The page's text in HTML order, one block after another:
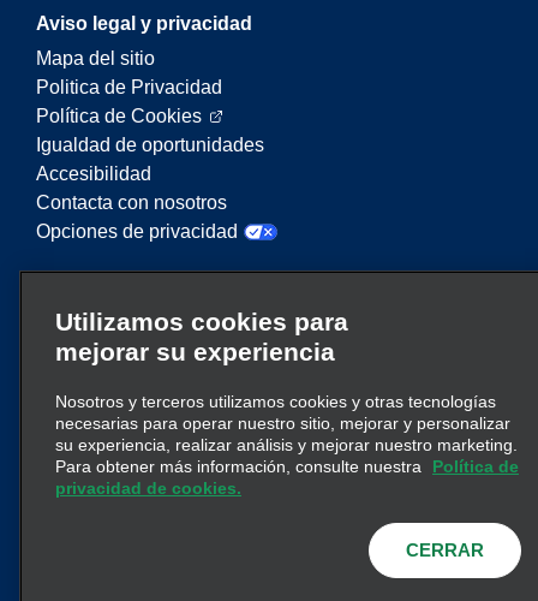
Aviso legal y privacidad
Mapa del sitio
Politica de Privacidad
Política de Cookies
Igualdad de oportunidades
Accesibilidad
Contacta con nosotros
Opciones de privacidad
servicios de movilidad. En este sitio web,
“Enterprise Mobility” se utiliza para hacer
a la marca Enterprise Mobility, y se transmite
información relativa a muchas entidades. Estas
referencias no pretenden transmitir ni suplantar la
estructura corporativa existente. Haga
Utilizamos cookies para
mejorar su experiencia
Nosotros y terceros utilizamos cookies y otras tecnologías
necesarias para operar nuestro sitio, mejorar y personalizar
su experiencia, realizar análisis y mejorar nuestro marketing.
Para obtener más información, consulte nuestra
Política de
privacidad de cookies.
CERRAR